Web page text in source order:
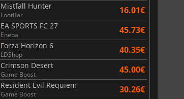
6.77€ 15.48
Mistfall Hunter
LootBar 16.01€
EA SPORTS FC 27
Eneba 45.73€
Forza Horizon 6
LDShop 40.35€
Crimson Desert
Game Boost 45.00€
Resident Evil Requiem
Game Boost 30.26€